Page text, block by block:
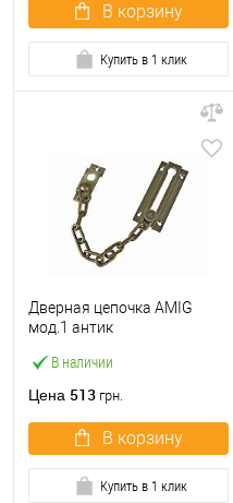
В корзину
Купить в 1 клик
В наличии
Дверная цепочка AMIG
мод.1 антик
Цена 513 грн.
В корзину
Купить в 1 клик